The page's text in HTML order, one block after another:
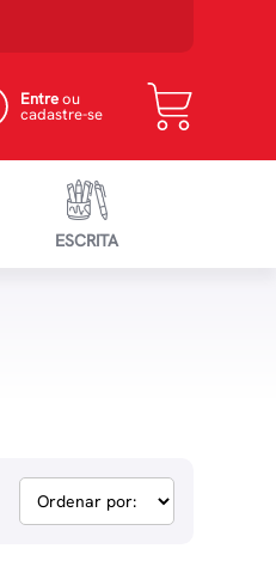
Entreou
cadastre-se
ESCRITA